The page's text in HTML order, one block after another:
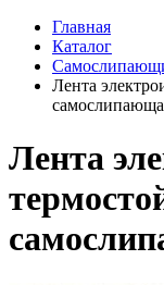
Главная
Каталог
Лента
Лента